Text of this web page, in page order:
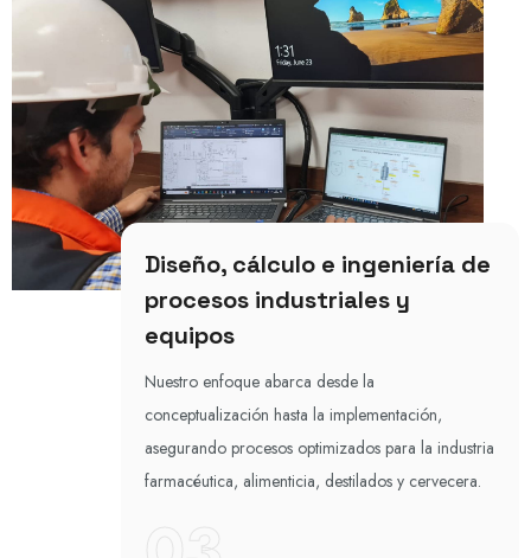
Diseño, cálculo e ingeniería de
procesos industriales y
equipos
Nuestro enfoque abarca desde la
conceptualización hasta la implementación,
asegurando procesos optimizados para la industria
farmacéutica, alimenticia, destilados y cervecera.